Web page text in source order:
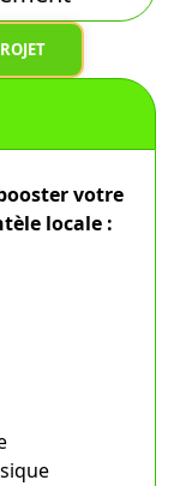
votre
locale :